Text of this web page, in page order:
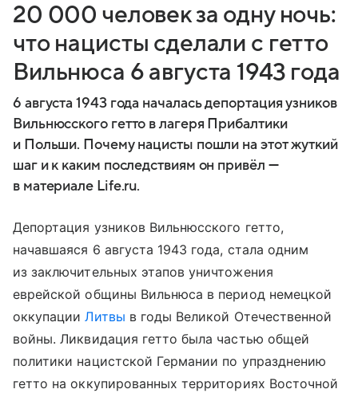
20 000 человек за одну ночь:
что нацисты сделали с гетто
Вильнюса 6 августа 1943 года
6 августа 1943 года началась депортация узников
Вильнюсского гетто в лагеря Прибалтики
и Польши. Почему нацисты пошли на этот жуткий
шаг и к каким последствиям он привёл —
в материале Life.ru.
Депортация узников Вильнюсского гетто,
начавшаяся 6 августа 1943 года, стала одним
из заключительных этапов уничтожения
еврейской общины Вильнюса в период немецкой
оккупацииЛитвы в годы Великой Отечественной
войны. Ликвидация гетто была частью общей
политики нацистской Германии по упразднению
гетто на оккупированных территориях Восточной